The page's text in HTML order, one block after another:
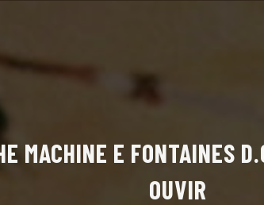
MACHINE E FONTAINES
OUVIR